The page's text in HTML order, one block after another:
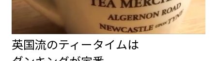
英国流のティータイムは